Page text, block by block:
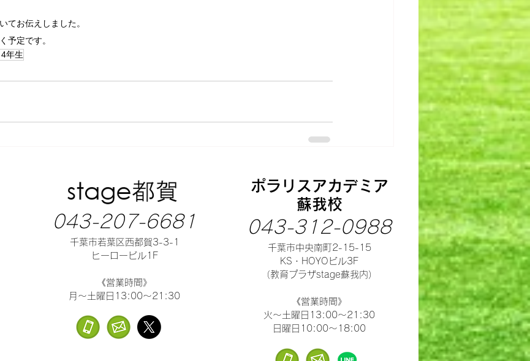
てお伝えしました。
予定です。
年生
043-207-6681
千葉市若葉区西都賀3-3-1
ヒーロービル1F
《営業時間》
月～土曜日13:00～21:30
ポラリスアカデミア
蘇我校
043-312-0988
千葉市中央南町2-15-15
​KS・HOYOビル3F
（教育プラザstage蘇我内）
​《営業時間》
火～土曜日13:00～21:30
​日曜日10:00～18:00